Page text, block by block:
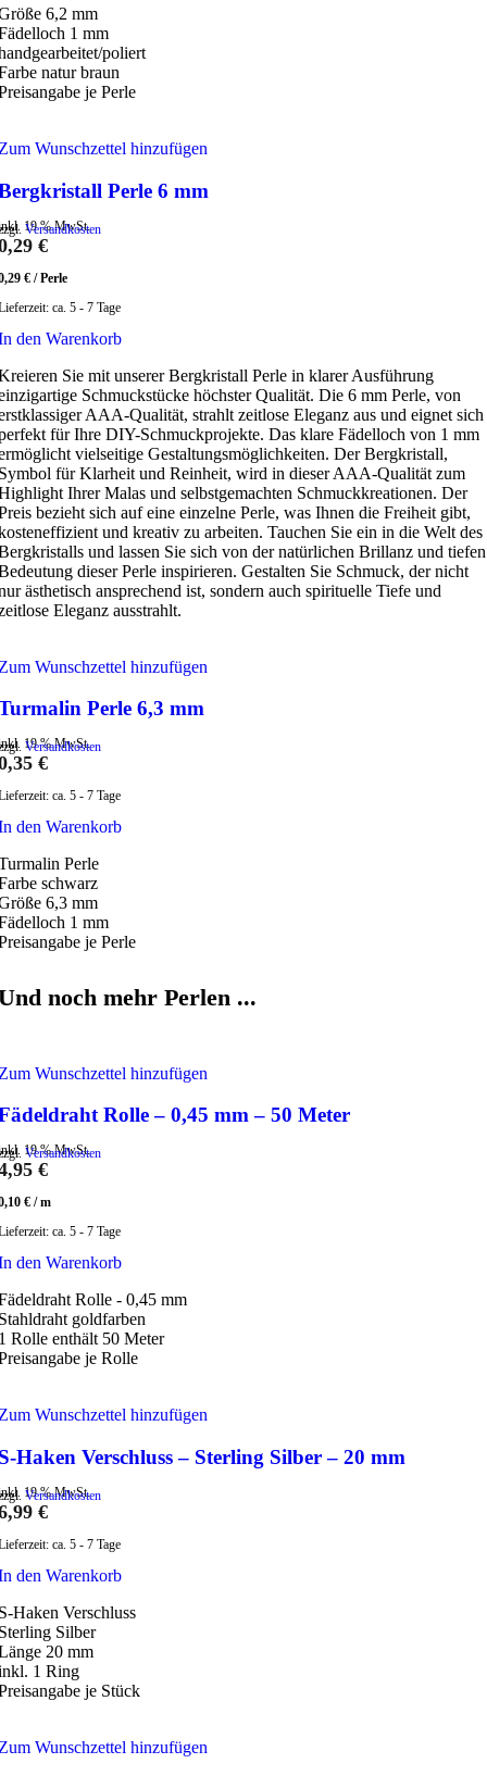
6,2 mm
1 mm
poliert
natur braun
je Perle
Wunschzettel hinzufügen
Perle 6 mm
19 % MwSt.
Versandkosten
€
€ /Perle
ca. 5 - 7 Tage
den Warenkorb
Sie mit unserer Bergkristall Perle in klarer Ausführung
Schmuckstücke höchster Qualität. Die 6 mm Perle, von
AAA-Qualität, strahlt zeitlose Eleganz aus und eignet sich
für Ihre DIY-Schmuckprojekte. Das klare Fädelloch von 1 mm
vielseitige Gestaltungsmöglichkeiten. Der Bergkristall,
für Klarheit und Reinheit, wird in dieser AAA-Qualität zum
Ihrer Malas und selbstgemachten Schmuckkreationen. Der
bezieht sich auf eine einzelne Perle, was Ihnen die Freiheit gibt,
und kreativ zu arbeiten. Tauchen Sie ein in die Welt des
und lassen Sie sich von der natürlichen Brillanz und tiefen
dieser Perle inspirieren. Gestalten Sie Schmuck, der nicht
ästhetisch ansprechend ist, sondern auch spirituelle Tiefe und
Eleganz ausstrahlt.
Wunschzettel hinzufügen
Perle 6,3 mm
19 % MwSt.
Versandkosten
€
ca. 5 - 7 Tage
den Warenkorb
Perle
schwarz
6,3 mm
1 mm
je Perle
noch mehr Perlen ...
Wunschzettel hinzufügen
Rolle – 0,45 mm – 50 Meter
19 % MwSt.
Versandkosten
€
€ /m
ca. 5 - 7 Tage
den Warenkorb
Rolle - 0,45 mm
goldfarben
Rolle enthält 50 Meter
je Rolle
Wunschzettel hinzufügen
Haken Verschluss – Sterling Silber – 20 mm
19 % MwSt.
Versandkosten
€
ca. 5 - 7 Tage
den Warenkorb
Haken Verschluss
Silber
20 mm
1 Ring
je Stück
Wunschzettel hinzufügen